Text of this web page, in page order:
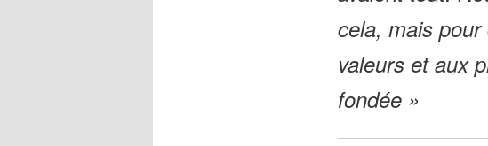
cela, mais
valeurs et aux
fondée »